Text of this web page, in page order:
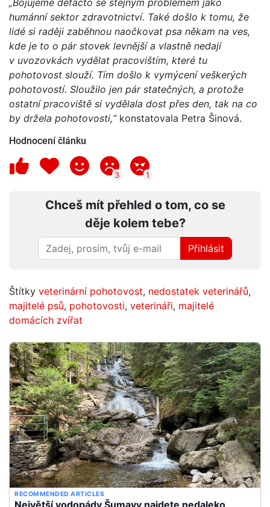
„Bojujeme defacto se stejným problémem jako
humánní sektor zdravotnictví. Také došlo k tomu, že
lidé si raději zaběhnou naočkovat psa někam na ves,
kde je to o pár stovek levnější a vlastně nedají
v uvozovkách vydělat pracovištím, které tu
pohotovost slouží. Tím došlo k vymýcení veškerých
pohotovostí. Sloužilo jen pár statečných, a protože
ostatní pracoviště si vydělala dost přes den, tak na co
by držela pohotovosti,“ konstatovala Petra Šinová.
Hodnocení článku
3 1
Chceš mít přehled o tom, co se
děje kolem tebe?
Přihlásit
Štítky veterinární pohotovost, nedostatek veterinářů,
majitelé psů, pohotovosti, veterináři, majitelé
domácích zvířat